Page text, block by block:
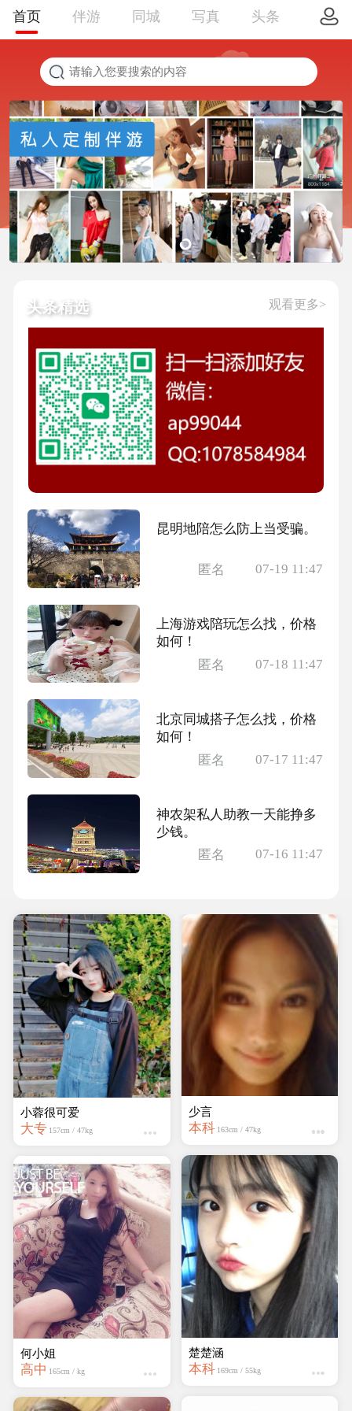
首页 伴游 同城 写真 头条
头条精选 观看更多>
昆明地陪怎么防上当受骗。
匿名 07-19 11:47
上海游戏陪玩怎么找，价格
如何！
匿名
07-18 11:47
北京同城搭子怎么找，价格
如何！
匿名
07-17 11:47
神农架私人助教一天能挣多
少钱。
匿名
07-16 11:47
小蓉很可爱
大专 157cm / 47kg
何小姐
高中 165cm / kg
楚楚涵
本科 169cm / 55kg
壹qie亗
大专 160cm / kg